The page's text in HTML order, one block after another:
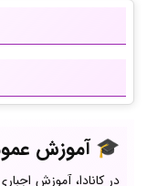
🎓آموزش